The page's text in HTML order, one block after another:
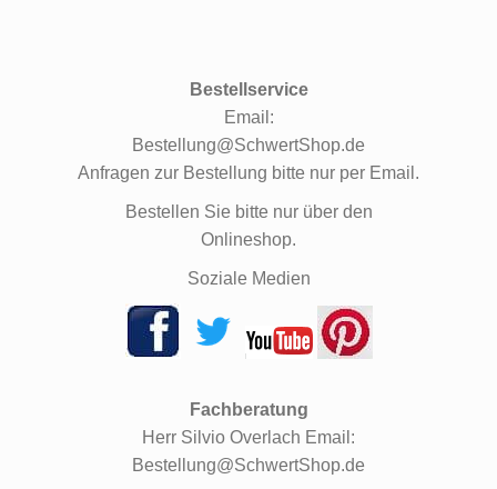
Bestellservice
Email:
Bestellung@SchwertShop.de
Anfragen zur Bestellung bitte nur per Email.
Bestellen Sie bitte nur über den
Onlineshop.
Soziale Medien
Fachberatung
Herr Silvio Overlach Email:
Bestellung@SchwertShop.de